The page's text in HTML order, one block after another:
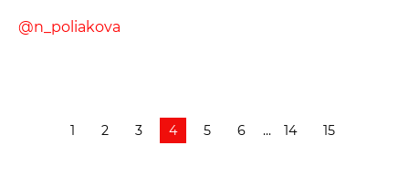
@n_poliakova
1 2 3 4 5 6 ... 14 15